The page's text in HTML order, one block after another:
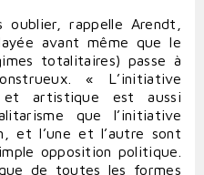
rappelle Arendt,
avant même que le
totalitaires) passe à
« L’initiative
et artistique est aussi
que l’initiative
et l’une et l’autre sont
opposition politique.
de toutes les formes